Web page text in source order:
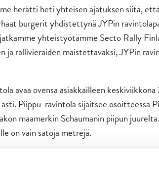
herätti heti yhteisen ajatuksen siitä,
burgerit yhdistettynä JYPin
yhteistyötämme Secto Rally
rallivieraiden maistettavaksi, JYPin
avaa ovensa asiakkailleen keskiviikkona
Piippu-ravintola sijaitsee osoitteessa
maamerkin Schaumanin piipun
on vain satoja metrejä.
jo kaksi kertaa peräjälkeen. Ravintolan
Täydellisen makuelämyksen kruunaa